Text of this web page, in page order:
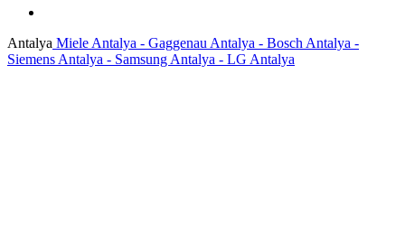
Antalya Miele Antalya - Gaggenau Antalya - Bosch Antalya -
Siemens Antalya - Samsung Antalya - LG Antalya